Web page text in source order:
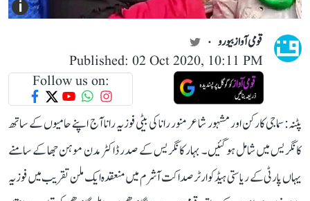
i
قومی آواز بیورو
Published: 02 Oct 2020, 10:11 PM
Follow us on:
پٹنہ: سماجی کارکن اور مشہور شاعر منور رانا کی بیٹی فوزیہ رانا آج اپنے حامیوں کے ساتھ
کانگریس میں شامل ہوگئیں۔ بہار کانگریس کے صدر ڈاکٹر مدن موہن جھا کے سامنے
یہاں پارٹی کے ریاستی ہیڈکوارٹر صداکت آشرم میں منعقدہ ایک ملن تقریب میں فوزیہ